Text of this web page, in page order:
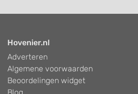
Hovenier.nl
Adverteren
Algemene voorwaarden
Beoordelingen widget